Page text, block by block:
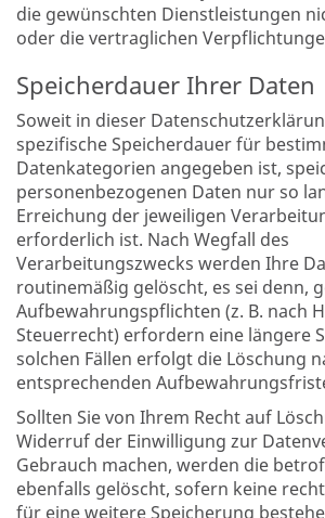
die gewünschten Dienstleistungen
oder die vertraglichen
Speicherdauer Ihrer Daten
Soweit in dieser
spezifische Speicherdauer für
Datenkategorien angegeben ist,
personenbezogenen Daten nur so
Erreichung der jeweiligen
erforderlich ist. Nach Wegfall des
Verarbeitungszwecks werden Ihre
routinemäßig gelöscht, es sei denn,
Aufbewahrungspflichten (z. B. nach
Steuerrecht) erfordern eine längere
solchen Fällen erfolgt die Löschung
entsprechenden
Sollten Sie von Ihrem Recht auf
Widerruf der Einwilligung zur
Gebrauch machen, werden die
ebenfalls gelöscht, sofern keine
für eine weitere Speicherung